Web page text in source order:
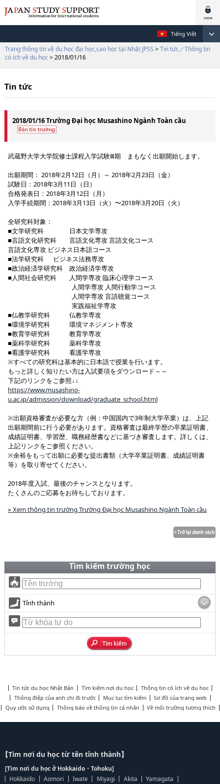
Tiếng Việt
Trang thông tin về du học đại học,cao học tại Nhật JPSS > Tin tức／Thông tin
có ích về du học > 2018/01/16
Tin tức
2018/01/16 Trường Đại học Musashino Ngành Toàn cầu
武蔵野大学大学院修士課程入学試験Ⅲ期 まもなく出願開始します。
出願期間： 2018年2月12日（月）～ 2018年2月23日（金）
試験日：2018年3月11日（日）
合格発表日：2018年3月12日（月）
入学手続期間：2018年3月13日（火）〜2018年3月20日（火）
全研究科対象：
■文学研究科 日本文学専攻
■言語文化研究科 言語文化専攻 言語文化コース
言語文化専攻 ビジネス日本語コース
■法学研究科 ビジネス法務専攻
■政治経済学研究科 政治経済学専攻
■人間社会研究科 人間学専攻 臨床心理学コース
人間学専攻 人間行動学コース
人間学専攻 言語聴覚コース
実践福祉学専攻
■仏教学研究科 仏教学専攻
■環境学研究科 環境マネジメント専攻
■教育学研究科 教育学専攻
■薬科学研究科 薬科学専攻
■看護学研究科 看護学専攻
※すべての研究科は基本的に日本語で授業を行います。
もっと詳しく知りたい方は入試要項をダウンロード～～
下記のリンクをご参照↓↓
https://www.musashino-
u.ac.jp/admission/download/graduate_school.html
※出願資格審査が必要な方（例：中国国内で3年制大学卒業）は、上記
出願期間前に行う必要があります。資格審査は最終学歴の卒業証明書、
成績証明書、学習歴、職務経歴書などに基づき審査します。詳しくは、
上記リンクをご参照ください。
※余裕をもって出願に必要な提出書類（大学卒業証明書、成績証明書
等）を取り寄せてください。
2018年度入試、最後のチャンスとなります。
たくさんのご応募をお待ちしております。
» Xem thông tin trường Trường Đại học Musashino Ngành Toàn cầu
Tìm kiếm trường học
Tỉnh thành
Tin tức du học Nhật Bản Tìm kiếm nơi du học
Thông tin có ích về du học
Thông điệp của anh chị đi trước
Mục lục tìm kiếm
Sơ đồ của trang web
Quy ước sử dụng
Thông báo về thông tin cá nhân Về môi trường tương thích
【Tìm nơi du học từ tên tỉnh thành】
[Tìm nơi du học ở Hokkaido・Tohoku]
Hokkaido
Aomori Iwate Miyagi Akita
Yamagata